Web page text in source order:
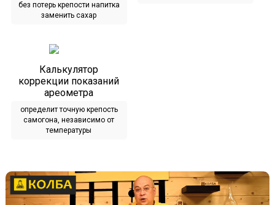
без потерь крепости напитка
заменить сахар
Калькулятор
коррекции показаний
ареометра
определит точную крепость
самогона, независимо от
температуры